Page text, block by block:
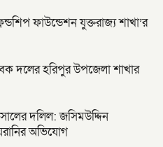
ফাউন্ডেশন যুক্তরাজ্য শাখা’র
দলের হরিপুর উপজেলা শাখার
দলিল: জসিমউদ্দিন
অভিযোগ